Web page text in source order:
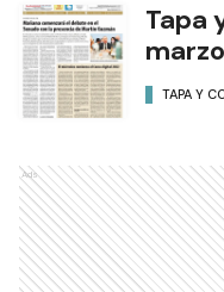
Tapa
TAPA Y
Ads